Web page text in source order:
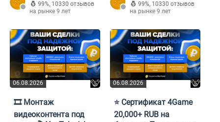
99%, 10330 отзывов
на рынке 9 лет
99%, 10330 отзывов
на рынке 9 лет
06.08.2026
🎞️ Монтаж
видеоконтента под
06.08.2026
⭐️ Сертификат 4Game
20,000+ RUB на